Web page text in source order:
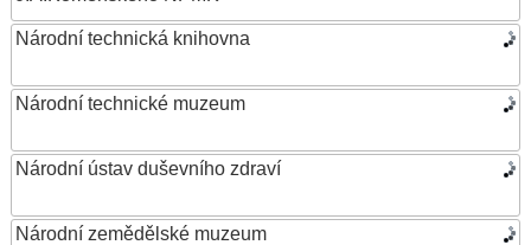
Národní technická knihovna
Národní technické muzeum
Národní ústav duševního zdraví
Národní zemědělské muzeum